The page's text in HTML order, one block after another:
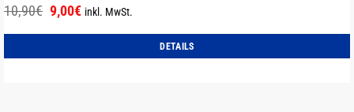
10,90€ Ursprünglicher
Preis
war:
9,00€Aktueller
ist:
inkl. MwSt.
DETAILS